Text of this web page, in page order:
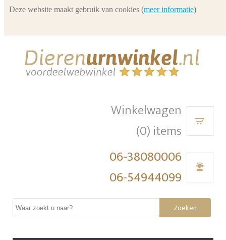
Winkelwagen
(0) items
06-38080006
06-54944099
Zoeken
Deze website maakt gebruik van cookies (meer informatie)